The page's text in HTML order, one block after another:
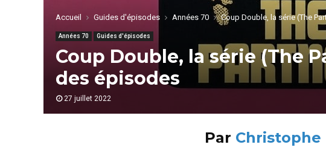
Accueil Guides d'épisodes Années 70 Coup Double, la série (The
Années 70 Guides d'épisodes
Coup Double, la série (The
des épisodes
27 juillet 2022
Par Christophe